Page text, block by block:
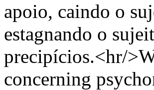
apoio, caindo o
estagnando o
precipícios.<hr/
concerning